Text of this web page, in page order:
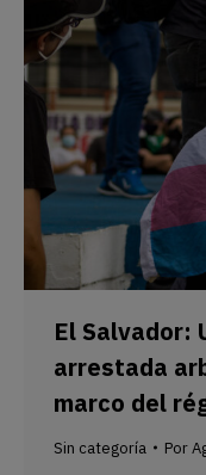
El Salvador:
arrestada
marco del
Sin categoría Por